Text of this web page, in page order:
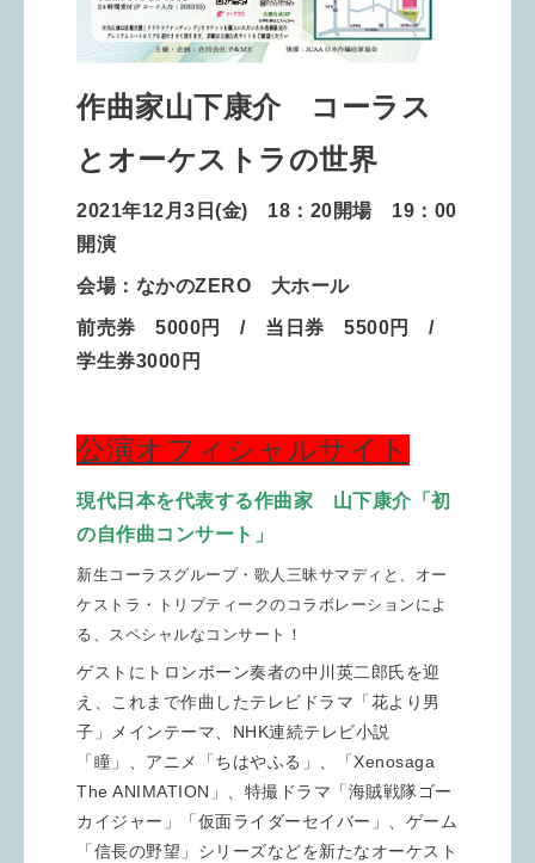
作曲家山下康介 コーラス
とオーケストラの世界
2021年12月3日(金) 18：20開場 19：00
開演
会場：なかのZERO 大ホール
前売券 5000円 / 当日券 5500円 /
学生券3000円
公演オフィシャルサイト
現代日本を代表する作曲家 山下康介「初
の自作曲コンサート」
新生コーラスグループ・歌人三昧サマディと、オー
ケストラ・トリプティークのコラボレーションによ
る、スペシャルなコンサート！
ゲストにトロンボーン奏者の中川英二郎氏を迎
え、これまで作曲したテレビドラマ「花より男
子」メインテーマ、NHK連続テレビ小説
「瞳」、アニメ「ちはやふる」、「Xenosaga
The ANIMATION」、特撮ドラマ「海賊戦隊ゴー
カイジャー」「仮面ライダーセイバー」、ゲーム
「信長の野望」シリーズなどを新たなオーケスト